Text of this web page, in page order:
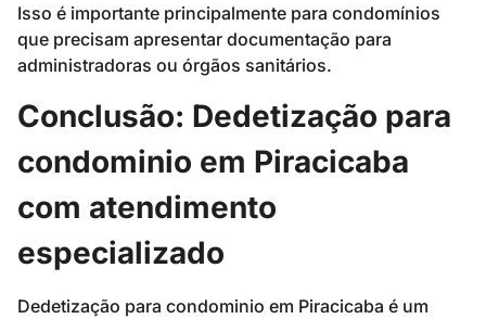
Isso é importante principalmente para condomínios
que precisam apresentar documentação para
administradoras ou órgãos sanitários.
Conclusão: Dedetização para
condominio em Piracicaba
com atendimento
especializado
Dedetização para condominio em Piracicaba é um